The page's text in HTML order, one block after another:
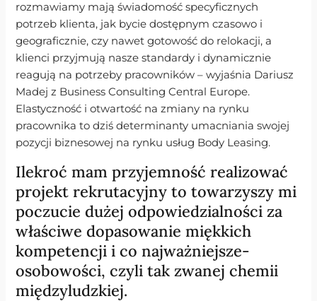
rozmawiamy mają świadomość specyficznych
potrzeb klienta, jak bycie dostępnym czasowo i
geograficznie, czy nawet gotowość do relokacji, a
klienci przyjmują nasze standardy i dynamicznie
reagują na potrzeby pracowników – wyjaśnia Dariusz
Madej z Business Consulting Central Europe.
Elastyczność i otwartość na zmiany na rynku
pracownika to dziś determinanty umacniania swojej
pozycji biznesowej na rynku usług Body Leasing.
Ilekroć mam przyjemność realizować
projekt rekrutacyjny to towarzyszy mi
poczucie dużej odpowiedzialności za
właściwe dopasowanie miękkich
kompetencji i co najważniejsze-
osobowości, czyli tak zwanej chemii
międzyludzkiej.